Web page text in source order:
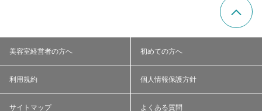
美容室経営者の方へ 初めての方へ
利用規約 個人情報保護方針
サイトマップ よくある質問